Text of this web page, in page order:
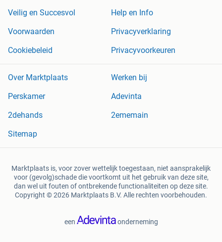
Veilig en Succesvol
Help en Info
Voorwaarden
Privacyverklaring
Cookiebeleid
Privacyvoorkeuren
Over Marktplaats
Werken bij
Perskamer
Adevinta
2dehands
2ememain
Sitemap
Marktplaats is, voor zover wettelijk toegestaan, niet aansprakelijk
voor (gevolg)schade die voortkomt uit het gebruik van deze site,
dan wel uit fouten of ontbrekende functionaliteiten op deze site.
Copyright © 2026 Marktplaats B.V. Alle rechten voorbehouden.
een onderneming